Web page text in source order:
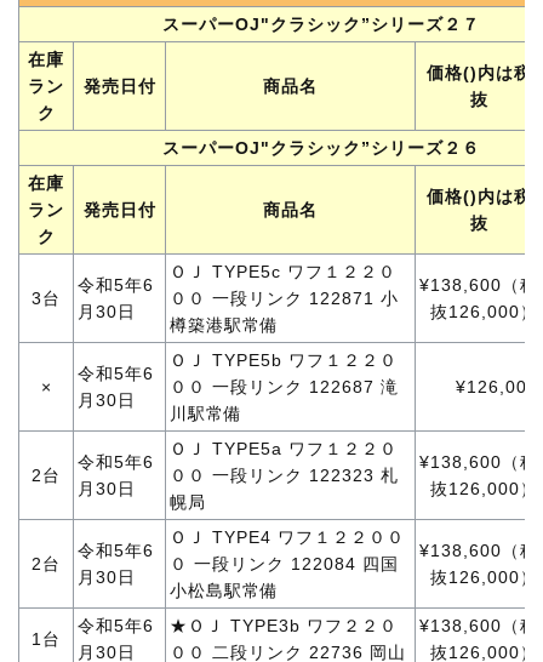
スーパーOJ"クラシック”シリーズ２７
在庫
ラン
ク
発売日付 商品名
価格()内は税
抜
スーパーOJ"クラシック”シリーズ２６
在庫
ラン
ク
発売日付 商品名
価格()内は税
抜
3台
令和5年6
月30日
ＯＪ TYPE5c ワフ１２２０
００ 一段リンク 122871 小
樽築港駅常備
¥138,600（税
抜126,000）
×
令和5年6
月30日
ＯＪ TYPE5b ワフ１２２０
００ 一段リンク 122687 滝
川駅常備
¥126,000
2台
令和5年6
月30日
ＯＪ TYPE5a ワフ１２２０
００ 一段リンク 122323 札
幌局
¥138,600（税
抜126,000）
2台
令和5年6
月30日
ＯＪ TYPE4 ワフ１２２００
０ 一段リンク 122084 四国
小松島駅常備
¥138,600（税
抜126,000）
1台
令和5年6
月30日
★ＯＪ TYPE3b ワフ２２０
００ 二段リンク 22736 岡山
¥138,600（税
抜126,000）